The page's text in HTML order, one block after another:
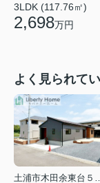
3LDK (117.76㎡)
2,698万円
よく見られて